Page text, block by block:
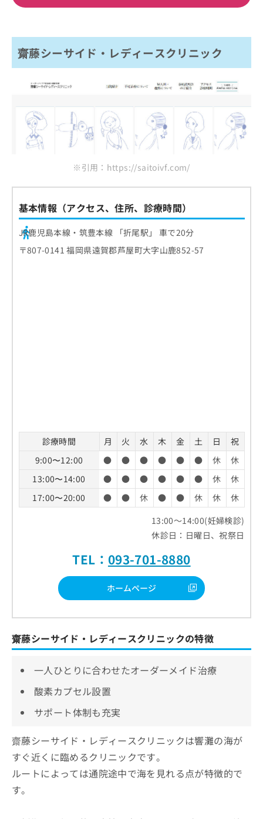
齋藤シーサイド・レディースクリニック
※引用：https://saitoivf.com/
基本情報（アクセス、住所、診療時間）
JR鹿児島本線・筑豊本線 「折尾駅」 車で20分
〒807-0141 福岡県遠賀郡芦屋町大字山鹿852-57
診療時間 月 火 水 木 金 土 日
祝
9:00〜12:00
● ● ● ● ● ● 休
休
13:00〜14:00
● ● ● ● ● ● 休
休
17:00〜20:00
● ● 休 ● ● 休 休
休
13:00～14:00(妊婦検診)
休診日：日曜日、祝祭日
TEL： 093-701-8880
ホームページ
齋藤シーサイド・レディースクリニックの特徴
一人ひとりに合わせたオーダーメイド治療
酸素カプセル設置
サポート体制も充実
齋藤シーサイド・レディースクリニックは響灘の海が
すぐ近くに臨めるクリニックです。
ルートによっては通院途中で海を見れる点が特徴的で
す。